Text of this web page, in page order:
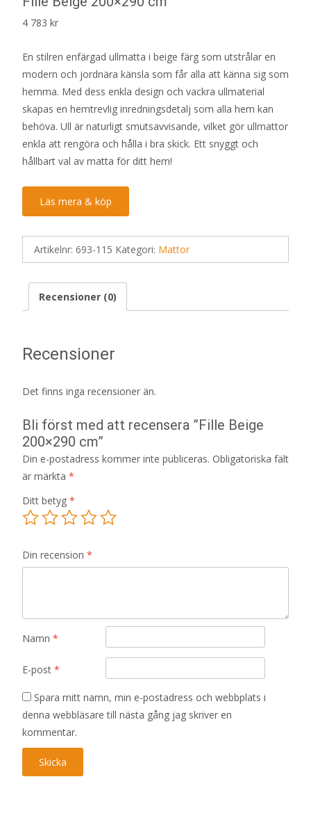
4 783 kr
En stilren enfärgad ullmatta i beige färg som utstrålar en
modern och jordnära känsla som får alla att känna sig som
hemma. Med dess enkla design och vackra ullmaterial
skapas en hemtrevlig inredningsdetalj som alla hem kan
behöva. Ull är naturligt smutsavvisande, vilket gör ullmattor
enkla att rengöra och hålla i bra skick. Ett snyggt och
hållbart val av matta för ditt hem!
Läs mera & köp
Artikelnr: 693-115 Kategori: Mattor
Recensioner (0)
Recensioner
Det finns inga recensioner än.
Bli först med att recensera ”Fille Beige
200×290 cm”
Din e-postadress kommer inte publiceras. Obligatoriska fält
är märkta *
Ditt betyg *
Din recension *
Namn *
E-post *
Spara mitt namn, min e-postadress och webbplats i
denna webbläsare till nästa gång jag skriver en
kommentar.